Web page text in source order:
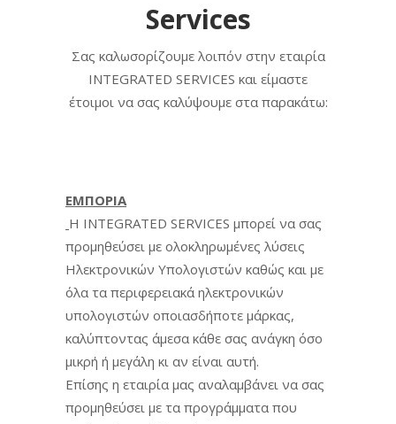
Services
Σας καλωσορίζουμε λοιπόν στην εταιρία
INTEGRATED SERVICES και είμαστε
έτοιμοι να σας καλύψουμε στα παρακάτω:
ΕΜΠΟΡΙΑ
Η INTEGRATED SERVICES μπορεί να σας
προμηθεύσει με ολοκληρωμένες λύσεις
Ηλεκτρονικών Υπολογιστών καθώς και με
όλα τα περιφερειακά ηλεκτρονικών
υπολογιστών οποιασδήποτε μάρκας,
καλύπτοντας άμεσα κάθε σας ανάγκη όσο
μικρή ή μεγάλη κι αν είναι αυτή.
Επίσης η εταιρία μας αναλαμβάνει να σας
προμηθεύσει με τα προγράμματα που